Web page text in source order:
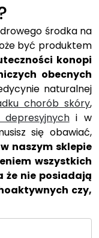
środka na
być produktem
konopi
obecnych
naturalnej
chorób skóry,
i w
się obawiać,
naszym sklepie
wszystkich
że nie posiadają
czy,